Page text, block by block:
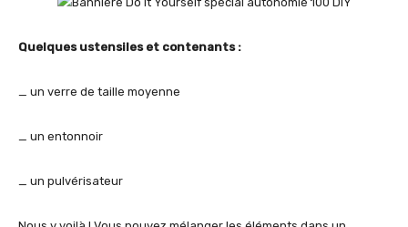
Quelques ustensiles et contenants :
_ un verre de taille moyenne
_ un entonnoir
_ un pulvérisateur